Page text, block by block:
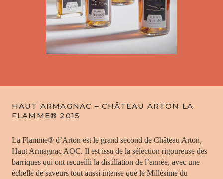
HAUT ARMAGNAC – CHÂTEAU ARTON LA
FLAMME® 2015
La Flamme® d’Arton est le grand second de Château Arton,
Haut Armagnac AOC. Il est issu de la sélection rigoureuse des
barriques qui ont recueilli la distillation de l’année, avec une
échelle de saveurs tout aussi intense que le Millésime du